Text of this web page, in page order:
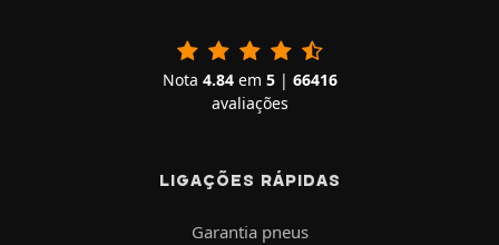
Nota 4.84em 5| 66416
avaliações
LIGAÇÕES RÁPIDAS
Garantia pneus